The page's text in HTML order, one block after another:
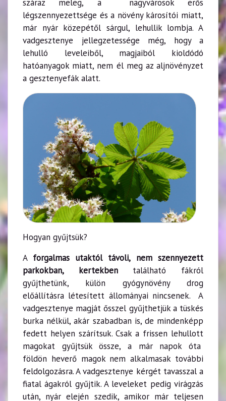
száraz meleg, a nagyvárosok erős
légszennyezettsége és a növény károsítói miatt,
már nyár közepétől sárgul, lehullik lombja. A
vadgesztenye jellegzetessége még, hogy a
lehulló leveleiből, magjaiból kioldódó
hatóanyagok miatt, nem él meg az aljnövényzet
a gesztenyefák alatt.
Hogyan gyűjtsük?
A forgalmas utaktól távoli, nem szennyezett
parkokban, kertekbentalálható fákról
gyűjthetünk, külön gyógynövény drog
előállításra létesített állományai nincsenek. A
vadgesztenye magját ősszel gyűjthetjük a tüskés
burka nélkül, akár szabadban is, de mindenképp
fedett helyen szárítsuk. Csak a frissen lehullott
magokat gyűjtsük össze, a már napok óta
földön heverő magok nem alkalmasak további
feldolgozásra. A vadgesztenye kérgét tavasszal a
fiatal ágakról gyűjtik. A leveleket pedig virágzás
után, nyár elején szedik, amikor már teljesen